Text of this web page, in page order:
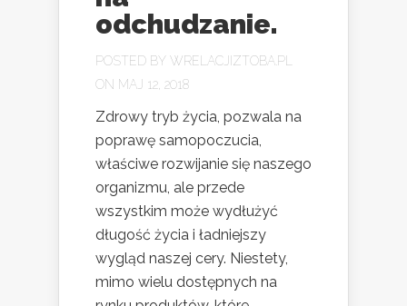
odchudzanie.
POSTED BY WRELACJIZTOBA.PL
ON MAJ 12, 2018
Zdrowy tryb życia, pozwala na
poprawę samopoczucia,
właściwe rozwijanie się naszego
organizmu, ale przede
wszystkim może wydłużyć
długość życia i ładniejszy
wygląd naszej cery. Niestety,
mimo wielu dostępnych na